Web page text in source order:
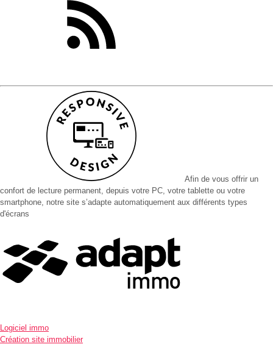
Afin de vous offrir un
confort de lecture permanent, depuis votre PC, votre tablette ou votre
smartphone, notre site s’adapte automatiquement aux différents types
d'écrans
Logiciel immo
Création site immobilier